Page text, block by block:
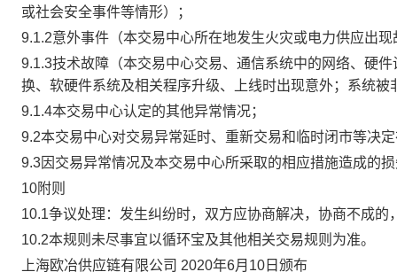
或社会安全事件等情形）；
9.1.2意外事件（本交易中心所在地发生火灾或电力供应出
9.1.3技术故障（本交易中心交易、通信系统中的网络、硬
换、软硬件系统及相关程序升级、上线时出现意外；系统
9.1.4本交易中心认定的其他异常情况；
9.2本交易中心对交易异常延时、重新交易和临时闭市等决
9.3因交易异常情况及本交易中心所采取的相应措施造成的
10附则
10.1争议处理：发生纠纷时，双方应协商解决，协商不成
10.2本规则未尽事宜以循环宝及其他相关交易规则为准。
上海欧冶供应链有限公司 2020年6月10日颁布